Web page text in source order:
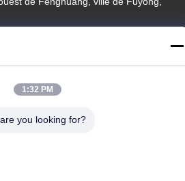
1:32 PM
you looking for?